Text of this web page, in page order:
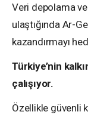
Veri depolama
ulaştığında Ar-
kazandırmayı
Türkiye’nin
çalışıyor.
Özellikle güvenli